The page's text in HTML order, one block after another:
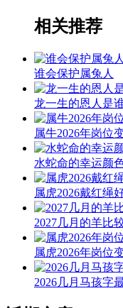
相关推荐
谁会保护属兔人
龙一生的恩人是
属牛2026年岗位
水蛇命的幸运颜
属虎2026戴红绳
2027几月的羊比
属虎2026年岗位
2026几月马孩字